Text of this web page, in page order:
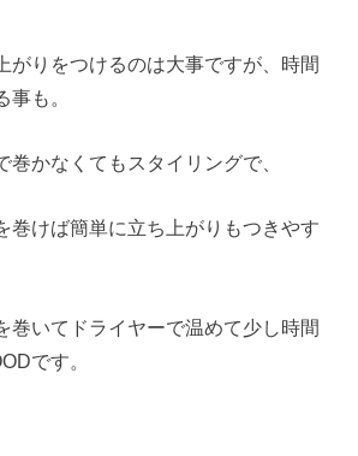
がりをつけるのは大事ですが、時間
事も。
巻かなくてもスタイリングで、
巻けば簡単に立ち上がりもつきやす
巻いてドライヤーで温めて少し時間
です。